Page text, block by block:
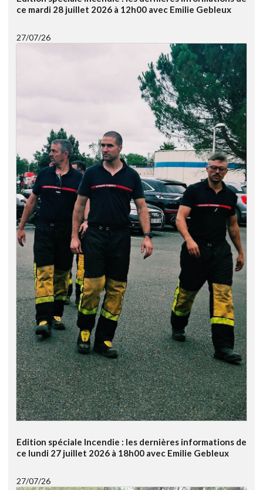
ce mardi 28 juillet 2026 à 12h00 avec Emilie Gebleux
27/07/26
Edition spéciale Incendie : les dernières informations de
ce lundi 27 juillet 2026 à 18h00 avec Emilie Gebleux
27/07/26